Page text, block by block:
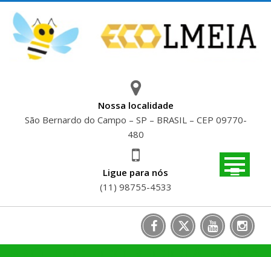
content
Nossa localidade
São Bernardo do Campo – SP – BRASIL – CEP 09770-
480
Ligue para nós
(11) 98755-4533